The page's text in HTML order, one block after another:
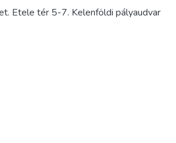
Etele tér 5-7. Kelenföldi pályaudvar